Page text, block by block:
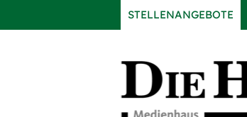
STELLENANGEBOTE